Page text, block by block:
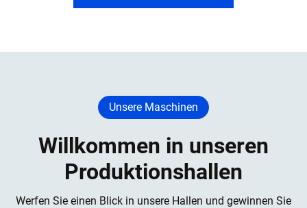
Unsere Maschinen
Willkommen in unseren
Produktionshallen
Werfen Sie einen Blick in unsere Hallen und gewinnen Sie